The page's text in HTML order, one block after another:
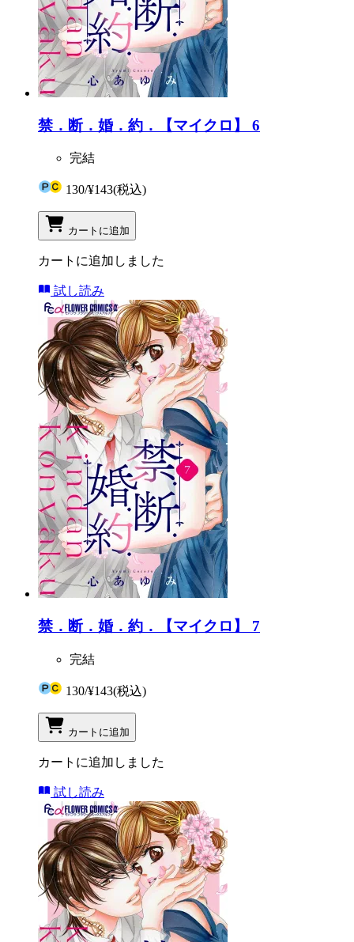
禁．断．婚．約．【マイクロ】 6
完結
130/¥143(税込)
カートに追加
カートに追加しました
試し読み
禁．断．婚．約．【マイクロ】 7
完結
130/¥143(税込)
カートに追加
カートに追加しました
試し読み